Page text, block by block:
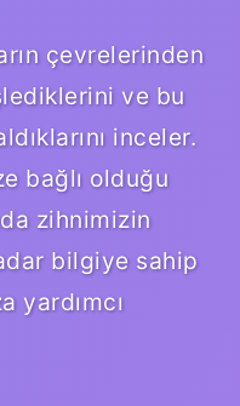
çevrelerinden
ve bu
inceler.
bağlı olduğu
zihnimizin
bilgiye sahip
yardımcı